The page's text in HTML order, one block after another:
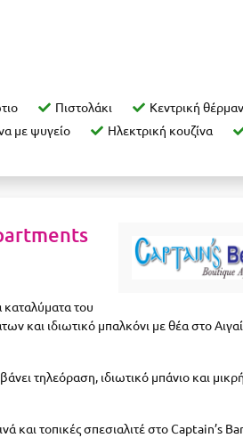
Πιστολάκι Κεντρική
με ψυγείο Ηλεκτρική κουζίνα
καταλύματα του
και ιδιωτικό μπαλκόνι με θέα στο
τηλεόραση, ιδιωτικό μπάνιο και
και τοπικές σπεσιαλιτέ στο Captain’s